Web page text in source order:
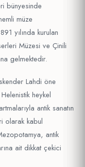
bünyesinde
müze
yılında kurulan
Müzesi ve Çinili
gelmektedir.
Lahdi öne
heykel
antik sanatın
olarak kabul
antik
ait dikkat çekici